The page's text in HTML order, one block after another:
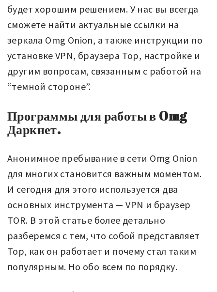
будет хорошим решением. У нас вы всегда
сможете найти актуальные ссылки на
зеркала Omg Onion, а также инструкции по
установке VPN, браузера Тор, настройке и
другим вопросам, связанным с работой на
“темной стороне”.
Программы для работы в Omg
Даркнет.
Анонимное пребывание в сети Omg Onion
для многих становится важным моментом.
И сегодня для этого используется два
основных инструмента — VPN и браузер
TOR. В этой статье более детально
разберемся с тем, что собой представляет
Тор, как он работает и почему стал таким
популярным. Но обо всем по порядку.